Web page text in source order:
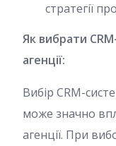
стратегії
Як вибрати
агенції:
Вибір CRM-
може значно
агенції. При